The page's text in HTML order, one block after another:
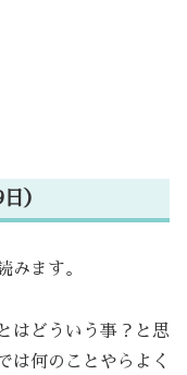
）
みます。
はどういう事？と思
は何のことやらよく